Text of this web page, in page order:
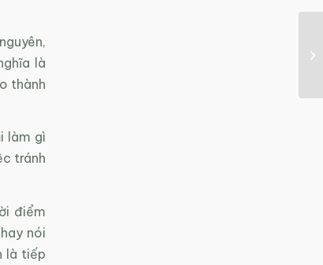
là
thành
làm gì
tránh
điểm
nói
là tiếp